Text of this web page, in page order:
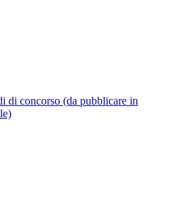
di concorso (da pubblicare in